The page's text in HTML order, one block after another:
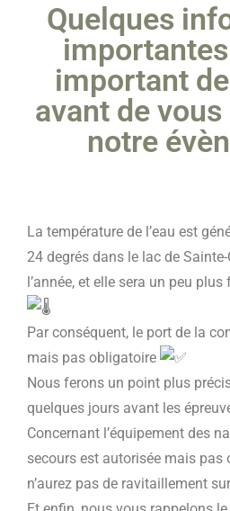
Quelques
important
avant de
notre
La température de l’eau est
24 degrés dans le lac de
l’année, et elle sera un peu
Par conséquent, le port de la
mais pas obligatoire
Nous ferons un point plus
quelques jours avant les
Concernant l’équipement des
secours est autorisée mais pas
n’aurez pas de ravitaillement